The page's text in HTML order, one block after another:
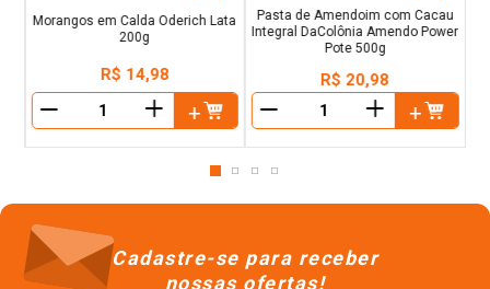
Morangos em Calda Oderich Lata
200g
R$ 14,98
＋
Pasta de Amendoim com Cacau
Integral DaColônia Amendo Power
Pote 500g
R$ 20,98
＋
Cadastre-se para receber
nossas ofertas!